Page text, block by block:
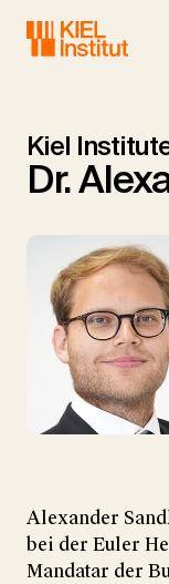
Kiel
Dr.
Alexander
bei der Euler
Mandatar der